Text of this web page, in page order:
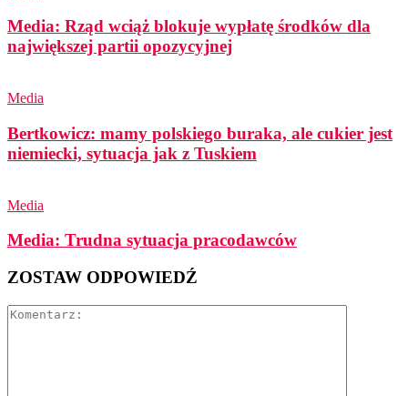
Media: Rząd wciąż blokuje wypłatę środków dla
największej partii opozycyjnej
Media
Bertkowicz: mamy polskiego buraka, ale cukier jest
niemiecki, sytuacja jak z Tuskiem
Media
Media: Trudna sytuacja pracodawców
ZOSTAW ODPOWIEDŹ